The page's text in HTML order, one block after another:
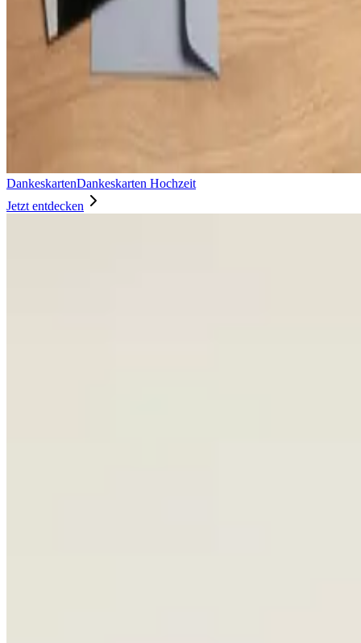
DankeskartenDankeskarten Hochzeit
Jetzt entdecken